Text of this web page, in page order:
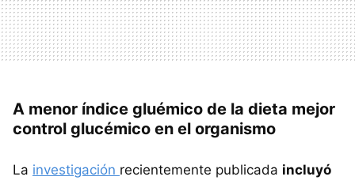
A menor índice gluémico de la dieta mejor
control glucémico en el organismo
La investigación recientemente publicada incluyó